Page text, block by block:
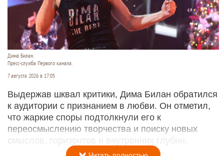
Дима Билан.
Пресс-служба Первого канала.
7 августа 2026 в 17:05
Выдержав шквал критики, Дима Билан обратился
к аудитории с признанием в любви. Он отметил,
что жаркие споры подтолкнули его к
переосмыслению творчества и поиску новых
смыслов, горизонтов и внутренних глубин.